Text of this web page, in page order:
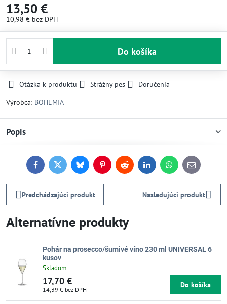
13,50 €
10,98 € bez DPH
Do košíka
Otázka k produktu Strážny pes
Doručenia
Výrobca: BOHEMIA
Popis
FacebookTwitterBlueskyPinterestReddit LinkedInWhatsApp
E-
mail
Predchádzajúci produkt Nasledujúci produkt
Alternatívne produkty
Pohár na prosecco/šumivé víno 230 ml UNIVERSAL 6
kusov
Skladom
17,70 €
14,39 € bez DPH
Do košíka